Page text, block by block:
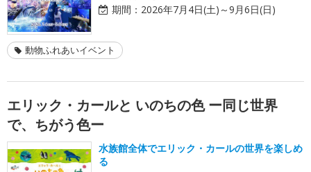
期間： 2026年7月4日(土)～9月6日(日)
動物ふれあいイベント
エリック・カールと いのちの色 ー同じ世界
で、ちがう色ー
水族館全体でエリック・カールの世界を楽しめ
る